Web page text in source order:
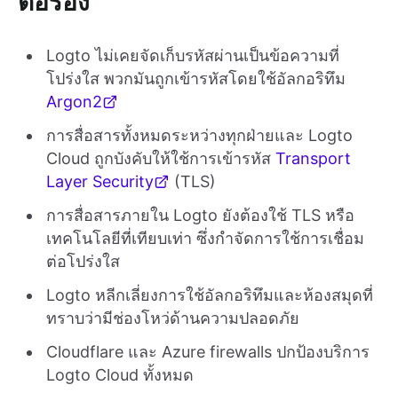
Logto ไม่เคยจัดเก็บรหัสผ่านเป็นข้อความที่
โปร่งใส พวกมันถูกเข้ารหัสโดยใช้อัลกอริทึม
Argon2
การสื่อสารทั้งหมดระหว่างทุกฝ่ายและ Logto
Cloud ถูกบังคับให้ใช้การเข้ารหัส Transport
Layer Security
(TLS)
การสื่อสารภายใน Logto ยังต้องใช้ TLS หรือ
เทคโนโลยีที่เทียบเท่า ซึ่งกำจัดการใช้การเชื่อม
ต่อโปร่งใส
Logto หลีกเลี่ยงการใช้อัลกอริทึมและห้องสมุดที่
ทราบว่ามีช่องโหว่ด้านความปลอดภัย
Cloudflare และ Azure firewalls ปกป้องบริการ
Logto Cloud ทั้งหมด